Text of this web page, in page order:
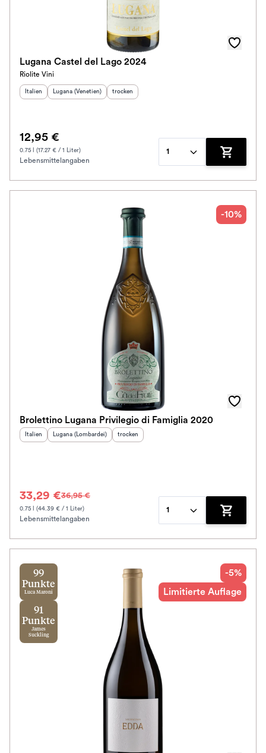
Lugana Castel del Lago 2024
Riolite Vini
Herkunftsland:
Italien Herkunftsregion:
Lugana (Venetien) Geschmack
trocken
12,95 €
0.75 l (17.27 € / 1 Liter)
Lebensmittelangaben
1
Zum
-10%
Brolettino Lugana Privilegio di Famiglia 2020
Herkunftsland:
Italien Herkunftsregion:
Lugana (Lombardei) Geschmack
trocken
33,29 €36,95 €
0.75 l (44.39 € / 1 Liter)
Lebensmittelangaben
1
Zum
99
Punkte
Luca Maroni
91
Punkte
James
Suckling
-5%
Limitierte Auflage